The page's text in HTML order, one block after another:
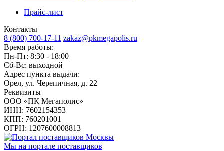
Прайс-лист
Контакты
8 (800) 700-17-11 zakaz@pkmegapolis.ru
Время работы:
Пн-Пт: 8:30 - 18:00
Сб-Вс: выходной
Адрес пункта выдачи:
Орел, ул. Черепичная, д. 22
Реквизиты
ООО «ПК Мегаполис»
ИНН: 7602154353
КПП: 760201001
ОГРН: 1207600008813
Мы на портале поставщиков